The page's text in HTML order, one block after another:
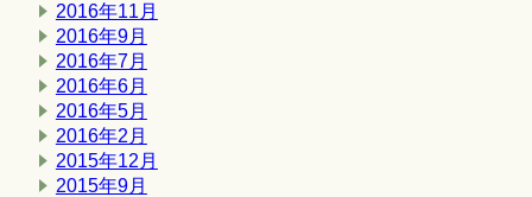
2016年11月
2016年9月
2016年7月
2016年6月
2016年5月
2016年2月
2015年12月
2015年9月